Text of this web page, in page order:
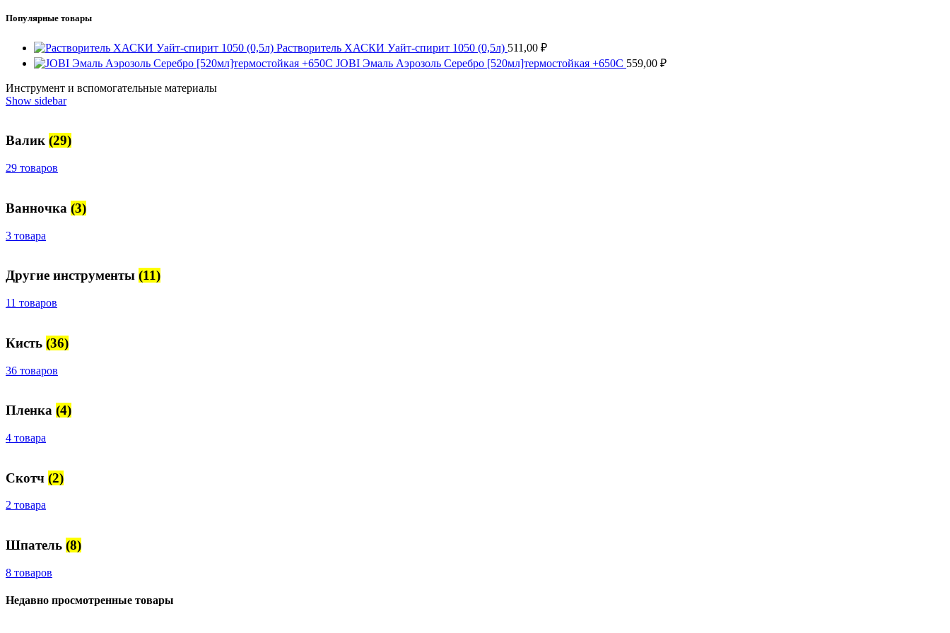
Популярные товары
Растворитель ХАСКИ Уайт-спирит 1050 (0,5л) 511,00 ₽
JOBI Эмаль Аэрозоль Серебро [520мл]термостойкая +650С 559,00 ₽
Инструмент и вспомогательные материалы
Show sidebar
Валик (29)
29 товаров
Ванночка (3)
3 товара
Другие инструменты (11)
11 товаров
Кисть (36)
36 товаров
Пленка (4)
4 товара
Скотч (2)
2 товара
Шпатель (8)
8 товаров
Недавно просмотренные товары